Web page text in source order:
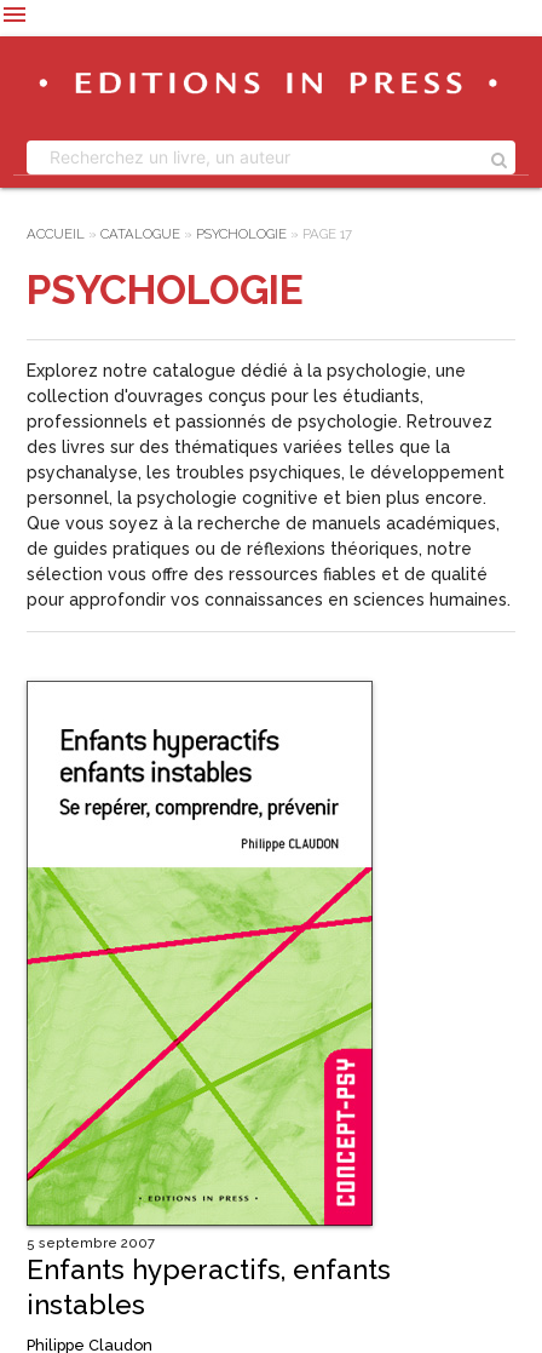
menu
ACCUEIL » CATALOGUE» PSYCHOLOGIE» PAGE 17
PSYCHOLOGIE
Explorez notre catalogue dédié à la psychologie, une
collection d'ouvrages conçus pour les étudiants,
professionnels et passionnés de psychologie. Retrouvez
des livres sur des thématiques variées telles que la
psychanalyse, les troubles psychiques, le développement
personnel, la psychologie cognitive et bien plus encore.
Que vous soyez à la recherche de manuels académiques,
de guides pratiques ou de réflexions théoriques, notre
sélection vous offre des ressources fiables et de qualité
pour approfondir vos connaissances en sciences humaines.
5 septembre 2007
Enfants hyperactifs, enfants
instables
Philippe Claudon